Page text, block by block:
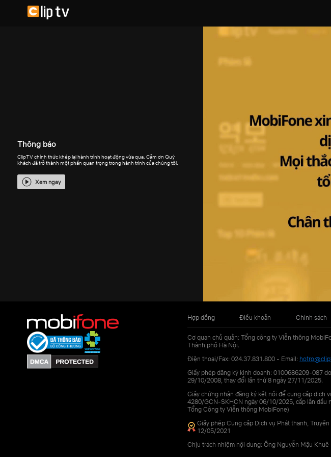
Thông báo
ClipTV chính thức khép lại hành trình hoạt động vừa qua. Cảm ơn Quý
khách đã trở thành một phần quan trọng trong hành trình của chúng tôi.
Xem ngay
Hợp đồng Điều khoản Chính sách
Cơ quan chủ quản: Tổng công ty Viễn thông
Thành phố Hà Nội.
Điện thoại/Fax: 024.37.831.800 - Email:
Giấy phép đăng ký kinh doanh: 0100686209-087
29/10/2008, thay đổi lần thứ 8 ngày 27/11/2025.
Giấy chứng nhận đăng ký kết nối để cung cấp
4280/GCN-SKHCN ngày 06/10/2025, cấp lần
Tổng Công ty Viễn thông MobiFone)
Giấy phép Cung cấp Dịch vụ Phát thanh,
12/05/2021
Chịu trách nhiệm nội dung: Ông Nguyễn Mậu